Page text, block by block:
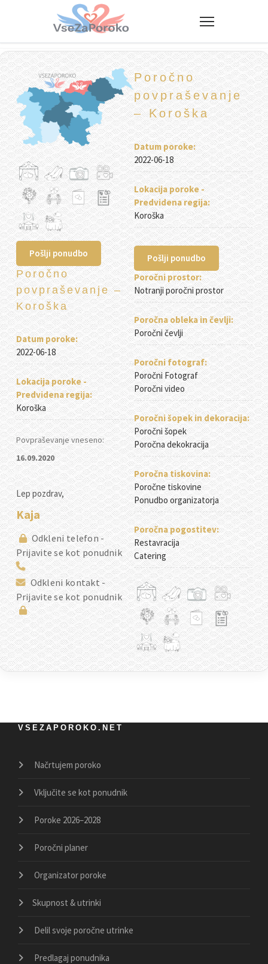
VseZaPoroko.net – Poročni
Pošlji ponudbo
Poročno
povpraševanje –
Koroška
Datum poroke:
2022-06-18
Lokacija poroke -
Predvidena regija:
Koroška
Povpraševanje vneseno:
16.09.2020
Lep pozdrav,
Kaja
Odkleni telefon -
Prijavite se kot ponudnik
Odkleni kontakt -
Prijavite se kot ponudnik
Poročno
povpraševanje
– Koroška
Datum poroke:
2022-06-18
Lokacija poroke -
Predvidena regija:
Koroška
Pošlji ponudbo
Poročni prostor:
Notranji poročni prostor
Poročna obleka in čevlji:
Poročni čevlji
Poročni fotograf:
Poročni Fotograf
Poročni video
Poročni šopek in dekoracija:
Poročni šopek
Poročna dekokracija
Poročna tiskovina:
Poročne tiskovine
Ponudbo organizatorja
Poročna pogostitev:
Restavracija
Catering
VSEZAPOROKO.NET
Načrtujem poroko
Vključite se kot ponudnik
Poroke 2026–2028
Poročni planer
Organizator poroke
Skupnost & utrinki
Delil svoje poročne utrinke
Predlagaj ponudnika